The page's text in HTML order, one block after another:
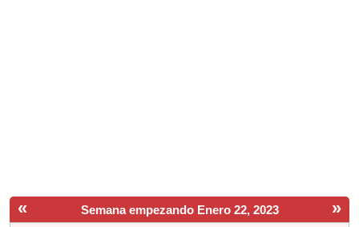
« »
Semana empezando Enero 22, 2023